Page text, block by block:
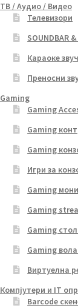
ТВ / Аудио / Видео
Телевизори
SOUNDBAR
Караоке
Преносни
Gaming
Gaming
Gaming
Gaming
Игри за
Gaming
Gaming
Gaming
Gaming
Виртуелна
Компјутери и IT
Barcode